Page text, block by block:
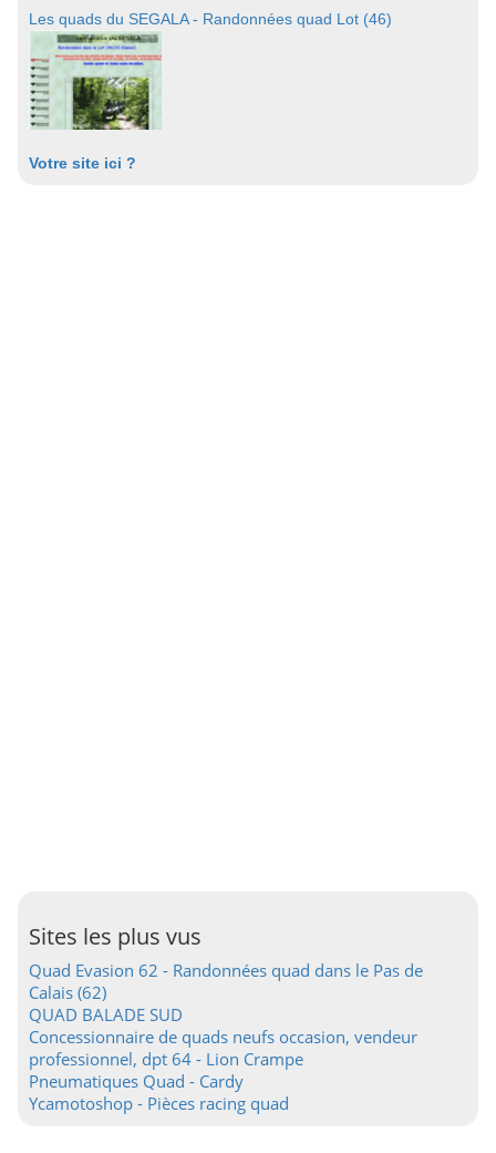
Les quads du SEGALA - Randonnées quad Lot (46)
Votre site ici ?
Sites les plus vus
Quad Evasion 62 - Randonnées quad dans le Pas de
Calais (62)
QUAD BALADE SUD
Concessionnaire de quads neufs occasion, vendeur
professionnel, dpt 64 - Lion Crampe
Pneumatiques Quad - Cardy
Ycamotoshop - Pièces racing quad